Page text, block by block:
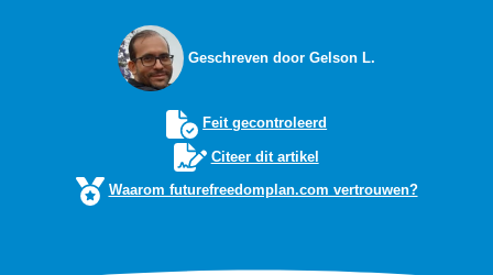
Geschreven door Gelson L.
Feit gecontroleerd
Citeer dit artikel
Waarom futurefreedomplan.com vertrouwen?